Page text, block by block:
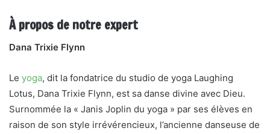
À propos de notre expert
Dana Trixie Flynn
Le yoga, dit la fondatrice du studio de yoga Laughing
Lotus, Dana Trixie Flynn, est sa danse divine avec Dieu.
Surnommée la « Janis Joplin du yoga » par ses élèves en
raison de son style irrévérencieux, l’ancienne danseuse de